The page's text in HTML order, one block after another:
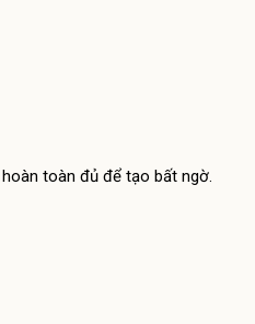
toàn đủ để tạo bất ngờ.